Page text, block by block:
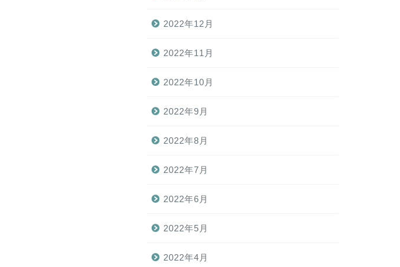
2022年12月
2022年11月
2022年10月
2022年9月
2022年8月
2022年7月
2022年6月
2022年5月
2022年4月